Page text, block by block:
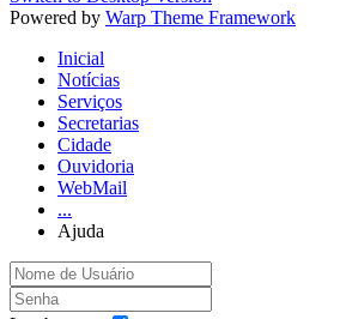
Powered by Warp Theme Framework
Inicial
Notícias
Serviços
Secretarias
Cidade
Ouvidoria
WebMail
...
Ajuda